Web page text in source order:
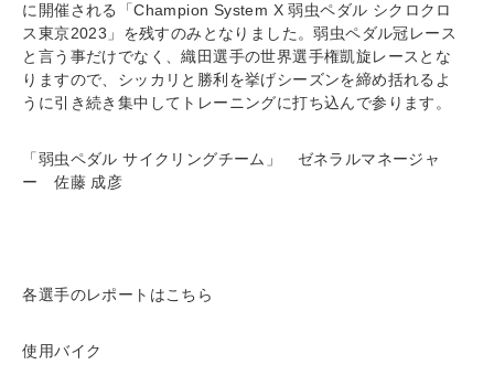
に開催される「Champion System X 弱虫ペダル シクロクロ
ス東京2023」を残すのみとなりました。弱虫ペダル冠レース
と言う事だけでなく、織田選手の世界選手権凱旋レースとな
りますので、シッカリと勝利を挙げシーズンを締め括れるよ
うに引き続き集中してトレーニングに打ち込んで参ります。
「弱虫ペダル サイクリングチーム」 ゼネラルマネージャ
ー 佐藤 成彦
各選手のレポートはこちら
使用バイク